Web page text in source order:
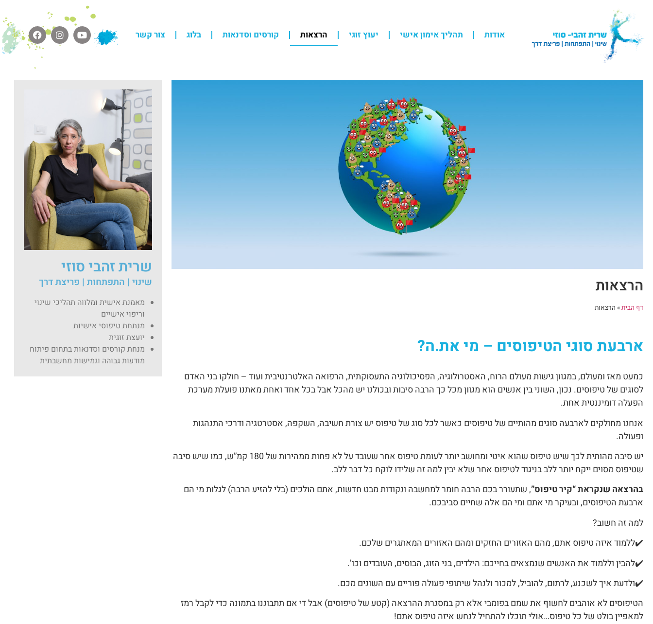
אודות תהליך אימון אישי יעוץ זוגי הרצאות קורסים וסדנאות בלוג צור קשר
הרצאות
דף הבית» הרצאות
ארבעת סוגי הטיפוסים – מי את.ה?
כמעט מאז ומעולם, במגוון גישות מעולם הרוח, האסטרולוגיה, הפסיכולוגיה התעסוקתית, הרפואה האלטרנטיבית ועוד – חולקו בני האדם
לסוגים של טיפוסים. נכון, השוני בין אנשים הוא מגוון מכל כך הרבה סיבות ובכולנו יש מהכל אבל בכל אחד ואחת מאתנו פועלת מערכת
הפעלה דומיננטית אחת.
אנחנו מחולקים לארבעה סוגים מהותיים של טיפוסים כאשר לכל סוג של טיפוס יש צורת חשיבה, השקפה, אסטרטגיה ודרכי התנהגות
ופעולה.
יש סיבה מהותית לכך שיש טיפוס שהוא איטי ומחושב יותר לעומת טיפוס אחר שעובד על לא פחות ממהירות של 180 קמ”ש, כמו שיש סיבה
שטיפוס מסוים ייקח יותר ללב בניגוד לטיפוס אחר שלא יבין למה זה שלידו לוקח כל דבר ללב.
בהרצאה שנקראת “קיר טיפוס”, שתעורר בכם הרבה חומר למחשבה ונקודות מבט חדשות, אתם הולכים (בלי להזיע הרבה) לגלות מי הם
ארבעת הטיפוסים, ובעיקר מי אתם ומי הם אלה שחיים סביבכם.
למה זה חשוב?
✔️ללמוד איזה טיפוס אתם, מהם האזורים החזקים ומהם האזורים המאתגרים שלכם.
✔️להבין וללמוד את האנשים שנמצאים בחייכם: הילדים, בני הזוג, הבוסים, העובדים וכו’.
✔️ולדעת איך לשכנע, לרתום, להוביל, למכור ולנהל שיתופי פעולה פוריים עם השונים מכם.
הטיפוסים לא אוהבים לחשוף את שמם בפומבי אלא רק במסגרת ההרצאה (קטע של טיפוסים) אבל די אם תתבוננו בתמונה כדי לקבל רמז
למאפיין בולט של כל טיפוס…אולי תוכלו להתחיל לנחש איזה טיפוס אתם!
שרית זהבי סוזי
שינוי | התפתחות | פריצת דרך
מאמנת אישית ומלווה תהליכי שינוי
וריפוי אישיים
מנתחת טיפוסי אישיות
יועצת זוגית
מנחת קורסים וסדנאות בתחום פיתוח
מודעות גבוהה וגמישות מחשבתית